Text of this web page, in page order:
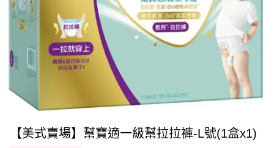
【美式賣場】幫寶適一級幫拉拉褲-L號(1盒x1)